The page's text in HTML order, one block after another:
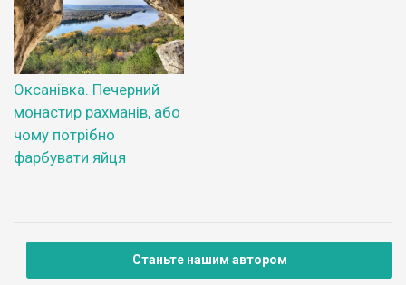
Оксанівка. Печерний
монастир рахманів, або
чому потрібно
фарбувати яйця
Станьте нашим автором